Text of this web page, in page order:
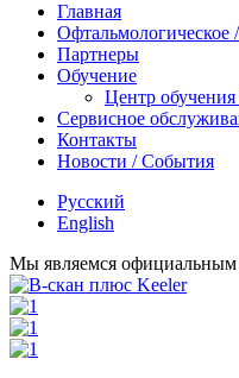
Главная
Офтальмологическое /
Партнеры
Обучение
Центр
Сервисное
Контакты
Новости / События
Русский
English
Мы являемся официальным